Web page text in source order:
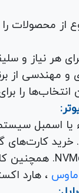
از
یا اسمبل
ماوس ، هارد اکسترنال، فلش مموری و